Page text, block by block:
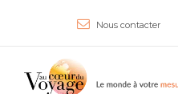
Nous contacter